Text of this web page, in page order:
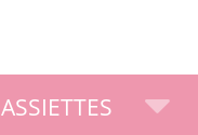
ASSIETTES